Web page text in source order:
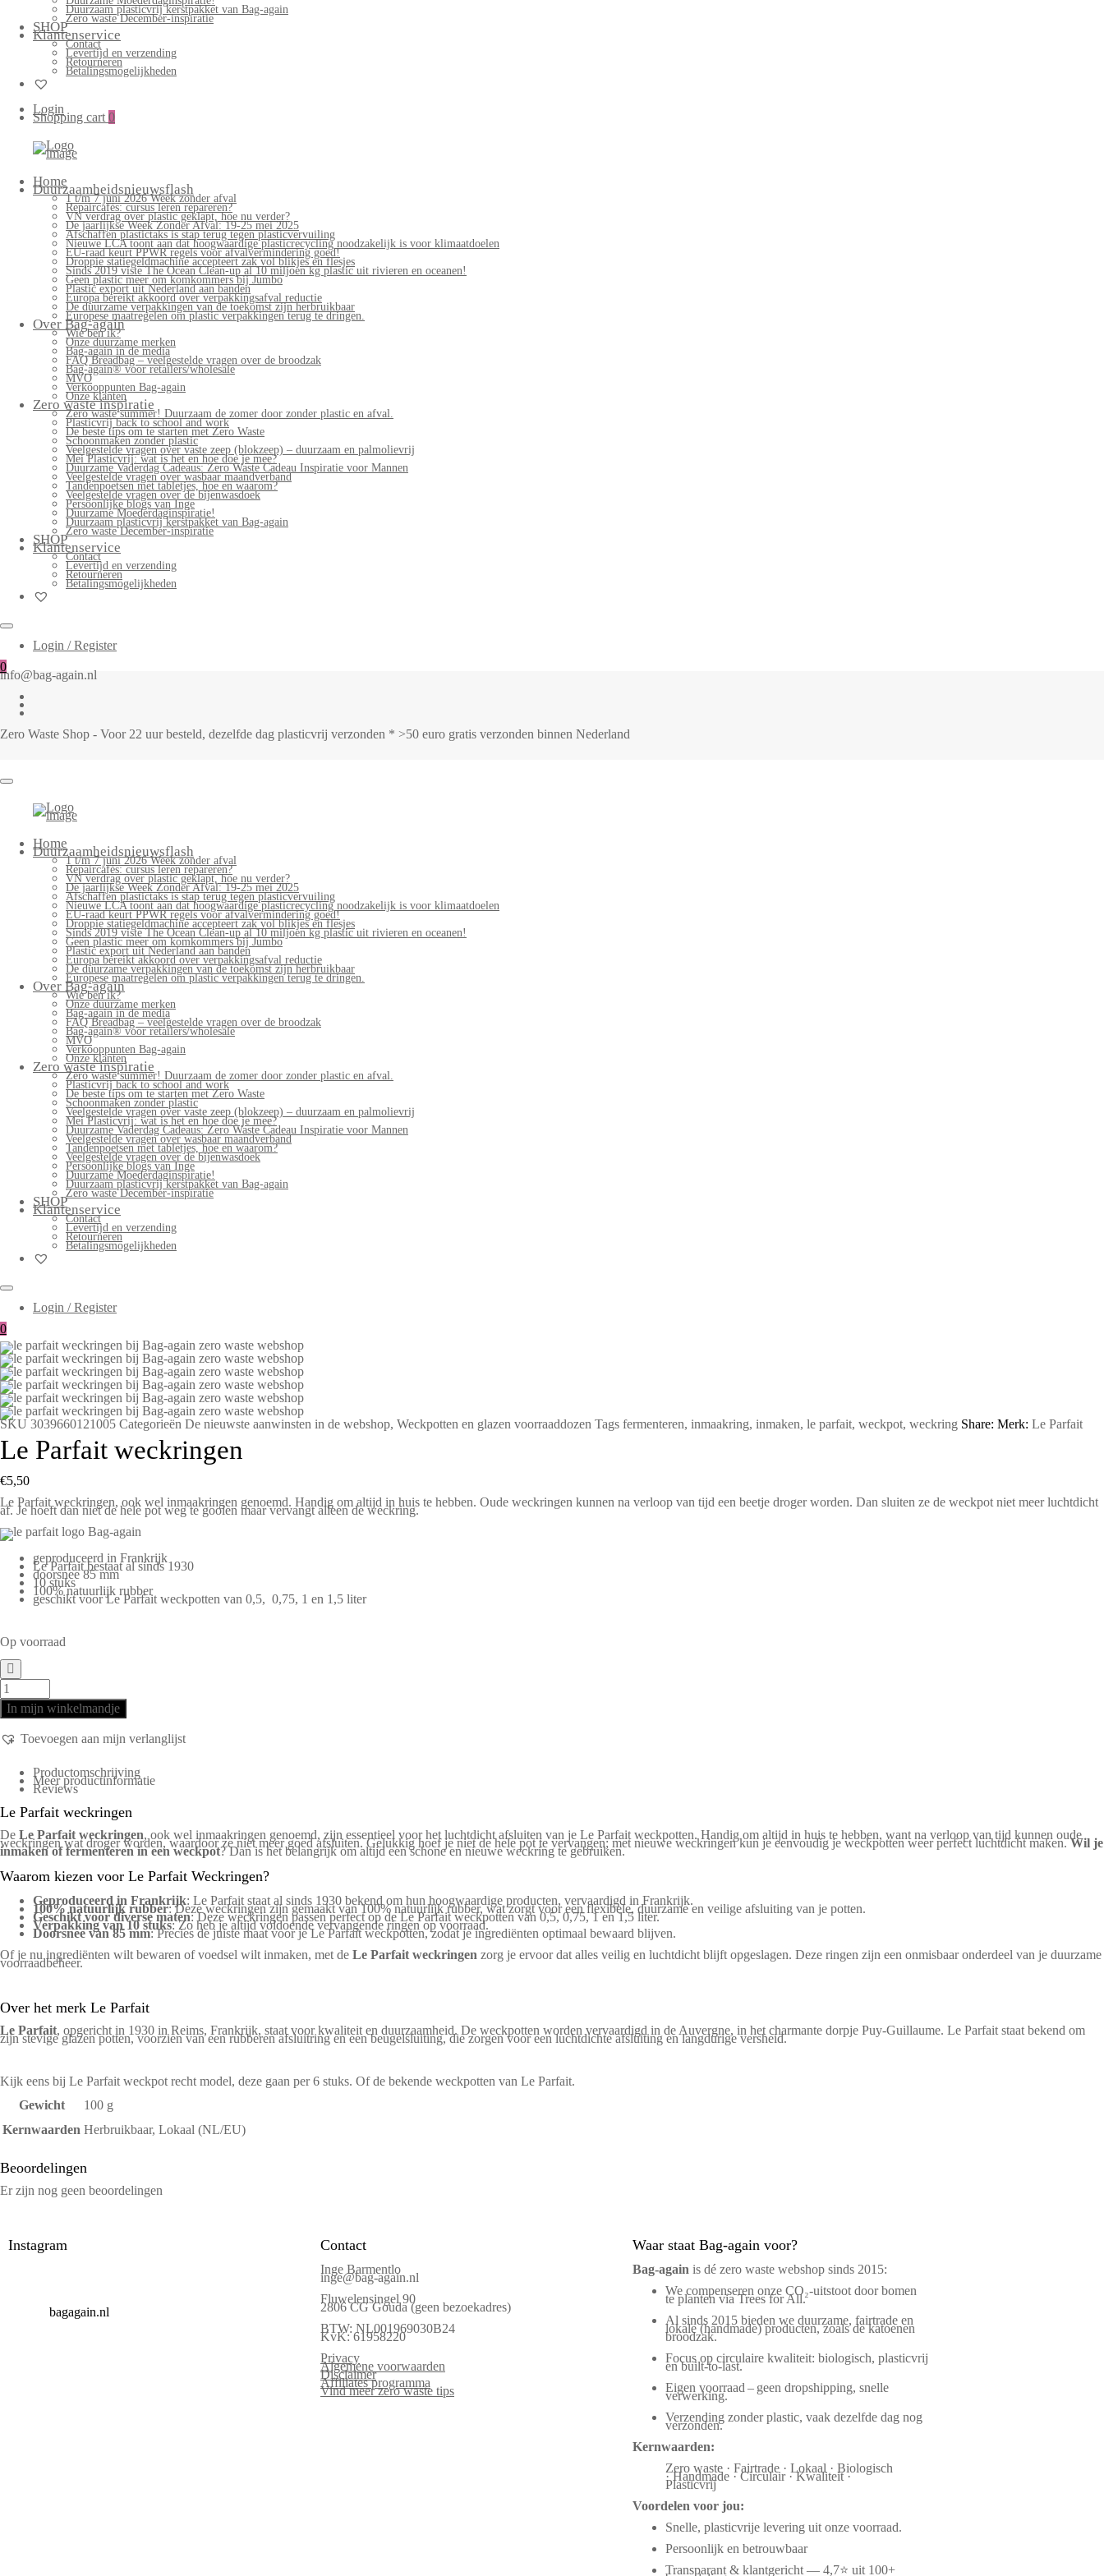
Duurzaam plasticvrij kerstpakket van Bag-again
Zero waste December-inspiratie
SHOP
Klantenservice
Contact
Levertijd en verzending
Retourneren
Betalingsmogelijkheden
Login
Shopping cart 0
Home
Duurzaamheidsnieuwsflash
1 t/m 7 juni 2026 Week zonder afval
Repaircafés: cursus leren repareren?
VN verdrag over plastic geklapt, hoe nu verder?
De jaarlijkse Week Zonder Afval: 19-25 mei 2025
Afschaffen plastictaks is stap terug tegen plasticvervuiling
Nieuwe LCA toont aan dat hoogwaardige plasticrecycling noodzakelijk is voor klimaatdoelen
EU-raad keurt PPWR regels voor afvalvermindering goed!
Droppie statiegeldmachine accepteert zak vol blikjes en flesjes
Sinds 2019 viste The Ocean Clean-up al 10 miljoen kg plastic uit rivieren en oceanen!
Geen plastic meer om komkommers bij Jumbo
Plastic export uit Nederland aan banden
Europa bereikt akkoord over verpakkingsafval reductie
De duurzame verpakkingen van de toekomst zijn herbruikbaar
Europese maatregelen om plastic verpakkingen terug te dringen.
Over Bag-again
Wie ben ik?
Onze duurzame merken
Bag-again in de media
FAQ Breadbag – veelgestelde vragen over de broodzak
Bag-again® voor retailers/wholesale
MVO
Verkooppunten Bag-again
Onze klanten
Zero waste inspiratie
Zero waste summer! Duurzaam de zomer door zonder plastic en afval.
Plasticvrij back to school and work
De beste tips om te starten met Zero Waste
Schoonmaken zonder plastic
Veelgestelde vragen over vaste zeep (blokzeep) – duurzaam en palmolievrij
Mei Plasticvrij: wat is het en hoe doe je mee?
Duurzame Vaderdag Cadeaus: Zero Waste Cadeau Inspiratie voor Mannen
Veelgestelde vragen over wasbaar maandverband
Tandenpoetsen met tabletjes, hoe en waarom?
Veelgestelde vragen over de bijenwasdoek
Persoonlijke blogs van Inge
Duurzame Moederdaginspiratie!
Duurzaam plasticvrij kerstpakket van Bag-again
Zero waste December-inspiratie
SHOP
Klantenservice
Contact
Levertijd en verzending
Retourneren
Betalingsmogelijkheden
Login / Register
0
info@bag-again.nl
Zero Waste Shop - Voor 22 uur besteld, dezelfde dag plasticvrij verzonden * >50 euro gratis verzonden binnen Nederland
Home
Duurzaamheidsnieuwsflash
1 t/m 7 juni 2026 Week zonder afval
Repaircafés: cursus leren repareren?
VN verdrag over plastic geklapt, hoe nu verder?
De jaarlijkse Week Zonder Afval: 19-25 mei 2025
Afschaffen plastictaks is stap terug tegen plasticvervuiling
Nieuwe LCA toont aan dat hoogwaardige plasticrecycling noodzakelijk is voor klimaatdoelen
EU-raad keurt PPWR regels voor afvalvermindering goed!
Droppie statiegeldmachine accepteert zak vol blikjes en flesjes
Sinds 2019 viste The Ocean Clean-up al 10 miljoen kg plastic uit rivieren en oceanen!
Geen plastic meer om komkommers bij Jumbo
Plastic export uit Nederland aan banden
Europa bereikt akkoord over verpakkingsafval reductie
De duurzame verpakkingen van de toekomst zijn herbruikbaar
Europese maatregelen om plastic verpakkingen terug te dringen.
Over Bag-again
Wie ben ik?
Onze duurzame merken
Bag-again in de media
FAQ Breadbag – veelgestelde vragen over de broodzak
Bag-again® voor retailers/wholesale
MVO
Verkooppunten Bag-again
Onze klanten
Zero waste inspiratie
Zero waste summer! Duurzaam de zomer door zonder plastic en afval.
Plasticvrij back to school and work
De beste tips om te starten met Zero Waste
Schoonmaken zonder plastic
Veelgestelde vragen over vaste zeep (blokzeep) – duurzaam en palmolievrij
Mei Plasticvrij: wat is het en hoe doe je mee?
Duurzame Vaderdag Cadeaus: Zero Waste Cadeau Inspiratie voor Mannen
Veelgestelde vragen over wasbaar maandverband
Tandenpoetsen met tabletjes, hoe en waarom?
Veelgestelde vragen over de bijenwasdoek
Persoonlijke blogs van Inge
Duurzame Moederdaginspiratie!
Duurzaam plasticvrij kerstpakket van Bag-again
Zero waste December-inspiratie
SHOP
Klantenservice
Contact
Levertijd en verzending
Retourneren
Betalingsmogelijkheden
Login / Register
0
SKU 3039660121005 Categorieën De nieuwste aanwinsten in de webshop, Weckpotten en glazen voorraaddozen Tags fermenteren, inmaakring, inmaken, le parfait, weckpot, weckring Share: Merk: Le Parfait
Le Parfait weckringen
€5,50
Le Parfait weckringen, ook wel inmaakringen genoemd. Handig om altijd in huis te hebben. Oude weckringen kunnen na verloop van tijd een beetje droger worden. Dan sluiten ze de weckpot niet meer luchtdicht
af. Je hoeft dan niet de hele pot weg te gooien maar vervangt alleen de weckring.
geproduceerd in Frankrijk
Le Parfait bestaat al sinds 1930
doorsnee 85 mm
10 stuks
100% natuurlijk rubber
geschikt voor Le Parfait weckpotten van 0,5, 0,75, 1 en 1,5 liter
Op voorraad
In mijn winkelmandje
Toevoegen aan mijn verlanglijst
Productomschrijving
Meer productinformatie
Reviews
Le Parfait weckringen
De Le Parfait weckringen, ook wel inmaakringen genoemd, zijn essentieel voor het luchtdicht afsluiten van je Le Parfait weckpotten. Handig om altijd in huis te hebben, want na verloop van tijd kunnen oude
weckringen wat droger worden, waardoor ze niet meer goed afsluiten. Gelukkig hoef je niet de hele pot te vervangen; met nieuwe weckringen kun je eenvoudig je weckpotten weer perfect luchtdicht maken.Wil je
inmaken of fermenteren in een weckpot? Dan is het belangrijk om altijd een schone en nieuwe weckring te gebruiken.
Waarom kiezen voor Le Parfait Weckringen?
Geproduceerd in Frankrijk: Le Parfait staat al sinds 1930 bekend om hun hoogwaardige producten, vervaardigd in Frankrijk.
100% natuurlijk rubber: Deze weckringen zijn gemaakt van 100% natuurlijk rubber, wat zorgt voor een flexibele, duurzame en veilige afsluiting van je potten.
Geschikt voor diverse maten: Deze weckringen passen perfect op de Le Parfait weckpotten van 0,5, 0,75, 1 en 1,5 liter.
Verpakking van 10 stuks: Zo heb je altijd voldoende vervangende ringen op voorraad.
Doorsnee van 85 mm: Precies de juiste maat voor je Le Parfait weckpotten, zodat je ingrediënten optimaal bewaard blijven.
Of je nu ingrediënten wilt bewaren of voedsel wilt inmaken, met de Le Parfait weckringen zorg je ervoor dat alles veilig en luchtdicht blijft opgeslagen. Deze ringen zijn een onmisbaar onderdeel van je duurzame
voorraadbeheer.
Over het merk Le Parfait
Le Parfait, opgericht in 1930 in Reims, Frankrijk, staat voor kwaliteit en duurzaamheid. De weckpotten worden vervaardigd in de Auvergne, in het charmante dorpje Puy-Guillaume. Le Parfait staat bekend om
zijn stevige glazen potten, voorzien van een rubberen afsluitring en een beugelsluiting, die zorgen voor een luchtdichte afsluiting en langdurige versheid.
Kijk eens bij Le Parfait weckpot recht model, deze gaan per 6 stuks. Of de bekende weckpotten van Le Parfait.
Gewicht
100 g
Kernwaarden Herbruikbaar, Lokaal (NL/EU)
Beoordelingen
Er zijn nog geen beoordelingen
Instagram
bagagain.nl
Contact
Inge Barmentlo
inge@bag-again.nl
Fluwelensingel 90
2806 CG Gouda (geen bezoekadres)
BTW: NL001969030B24
KvK: 61958220
Privacy
Algemene voorwaarden
Disclaimer
Affiliates programma
Vind meer zero waste tips
Waar staat Bag-again voor?
Bag‑again is dé zero waste webshop sinds 2015:
We compenseren onze CO₂-uitstoot door bomen
te planten via Trees for All.
Al sinds 2015 bieden we duurzame, fairtrade en
lokale (handmade) producten, zoals de katoenen
broodzak.
Focus op circulaire kwaliteit: biologisch, plasticvrij
en built-to-last.
Eigen voorraad – geen dropshipping, snelle
verwerking.
Verzending zonder plastic, vaak dezelfde dag nog
verzonden.
Kernwaarden:
Zero waste · Fairtrade · Lokaal · Biologisch
· Handmade · Circulair · Kwaliteit ·
Plasticvrij
Voordelen voor jou:
Snelle, plasticvrije levering uit onze voorraad.
Persoonlijk en betrouwbaar
Transparant & klantgericht — 4,7⭐ uit 100+